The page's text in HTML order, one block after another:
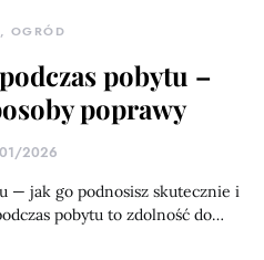
OGRÓD
pobytu –
poprawy
2026
— jak go podnosisz skutecznie i
pobytu to zdolność do…